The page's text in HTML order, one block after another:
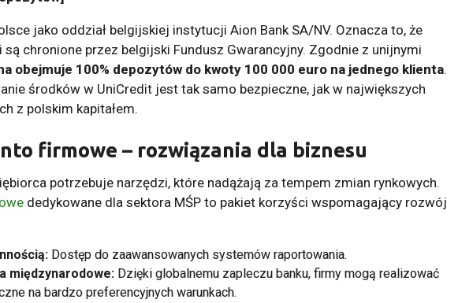
jako oddział belgijskiej instytucji Aion Bank SA/NV. Oznacza to, że
chronione przez belgijski Fundusz Gwarancyjny. Zgodnie z unijnymi
obejmuje 100% depozytów do kwoty 100 000 euro na jednego klienta.
środków w UniCredit jest tak samo bezpieczne, jak w największych
z polskim kapitałem.
firmowe – rozwiązania dla biznesu
potrzebuje narzędzi, które nadążają za tempem zmian rynkowych.
dedykowane dla sektora MŚP to pakiet korzyści wspomagający rozwój
Dostęp do zaawansowanych systemów raportowania.
międzynarodowe: Dzięki globalnemu zapleczu banku, firmy mogą realizować
na bardzo preferencyjnych warunkach.